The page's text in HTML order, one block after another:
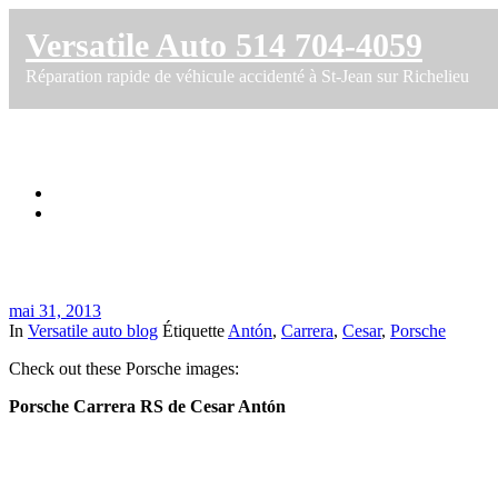
Versatile Auto 514 704-4059
Réparation rapide de véhicule accidenté à St-Jean sur Richelieu
mai 31, 2013
In Versatile auto blog Étiquette Antón, Carrera, Cesar, Porsche
Check out these Porsche images:
Porsche Carrera RS de Cesar Antón